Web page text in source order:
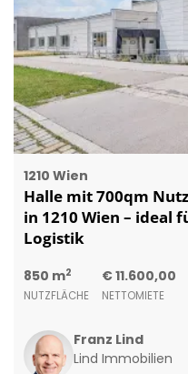
1210 Wien
Halle mit 700qm
in 1210 Wien – ideal
Logistik
850 m2
NUTZFLÄCHE
€ 11.600,00
NETTOMIETE
Franz Lind
Lind Immobilien